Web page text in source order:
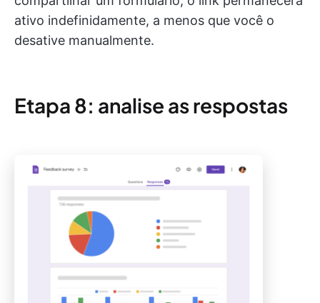
ativo indefinidamente, a menos que você o
desative manualmente.
Etapa 8: analise as respostas